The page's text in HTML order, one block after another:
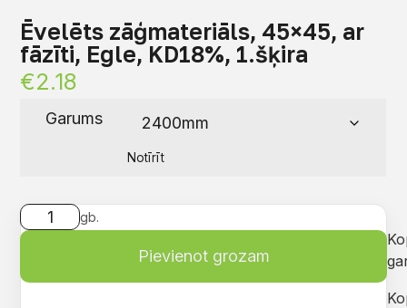
Ēvelēts zāģmateriāls, 45×45, ar
fāzīti, Egle, KD18%, 1.šķira
€2.18
Garums
Notīrīt
gb.
Pievienot grozam